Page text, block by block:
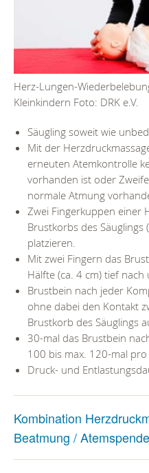
Herz-Lungen-
Kleinkindern Foto: DRK e.V.
Säugling soweit wie
Mit der
erneuten Atemkontrolle
vorhanden ist oder
normale Atmung
Zwei Fingerkuppen einer
Brustkorbs des
platzieren.
Mit zwei Fingern das
Hälfte (ca. 4 cm) tief
Brustbein nach jeder
ohne dabei den Kontakt
Brustkorb des Säuglings
30-mal das Brustbein
100 bis max. 120-mal
Druck- und
Kombination
Beatmung / Atemspende